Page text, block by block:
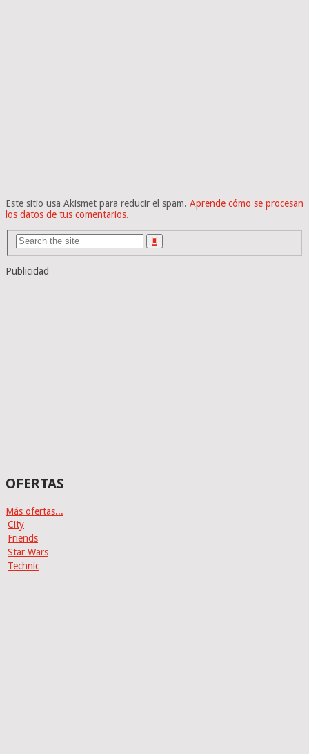
Este sitio usa Akismet para reducir el spam. Aprende cómo se procesan
los datos de tus comentarios.
Publicidad
OFERTAS
Más ofertas...
City
Friends
Star Wars
Technic